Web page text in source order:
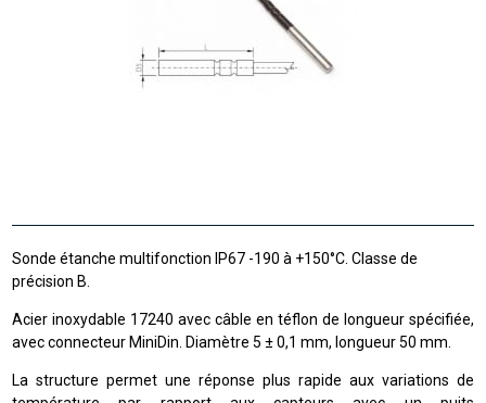
Sonde étanche multifonction IP67 -190 à +150°C. Classe de
précision B.
Acier inoxydable 17240 avec câble en téflon de longueur spécifiée,
avec connecteur MiniDin. Diamètre 5 ± 0,1 mm, longueur 50 mm.
La structure permet une réponse plus rapide aux variations de